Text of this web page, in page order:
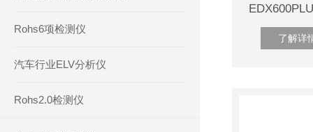
Rohs6项检测仪
汽车行业ELV分析仪
Rohs2.0检测仪
了解详